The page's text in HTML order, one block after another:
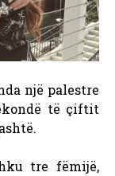
një palestre
të çiftit
tre fëmijë,